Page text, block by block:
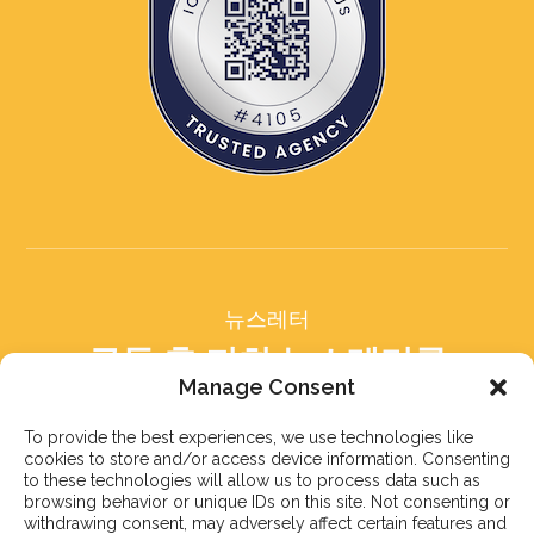
Manage Consent
To provide the best experiences, we use technologies like
cookies to store and/or access device information. Consenting
to these technologies will allow us to process data such as
browsing behavior or unique IDs on this site. Not consenting or
withdrawing consent, may adversely affect certain features and
뉴스레터
구독 후 저희 뉴스레터를
받아보세요